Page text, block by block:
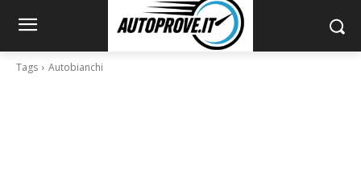
Tags Autobianchi